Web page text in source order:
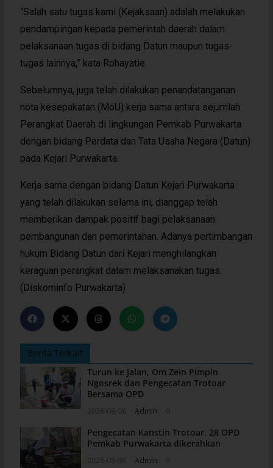
“Salah satu tugas kami (Kejaksaan) adalah melakukan
pendampingan kepada pemerintah daerah dalam
pelaksanaan tugas di bidang Datun maupun tugas-
tugas lainnya,” kata Rohayatie.
Sebelumnya, juga telah dilakukan penandatanganan
nota kesepakatan (MoU) kerja sama antara sejumlah
Perangkat Daerah di lingkungan Pemkab Purwakarta
dengan bidang Perdata dan Tata Usaha Negara (Datun)
pada Kejari Purwakarta.
Kerja sama dengan bidang Datun Kejari Purwakarta
yang telah dilakukan selama ini, dianggap telah
memberikan dampak positif bagi pelaksanaan
pembangunan dan pemerintahan. Adanya pertimbangan
hukum Bidang Datun dari Kejari menghilangkan
keraguan perangkat dalam melaksanakan tugas.
(Diskominfo Purwakarta)
Berita Terkait
Turun ke Jalan, Om Zein Pimpin
Ngosrek dan Pengecatan Trotoar
Bersama OPD
Admin
Pengecatan Kanstin Trotoar, 28 OPD
Pemkab Purwakarta dikerahkan
Admin